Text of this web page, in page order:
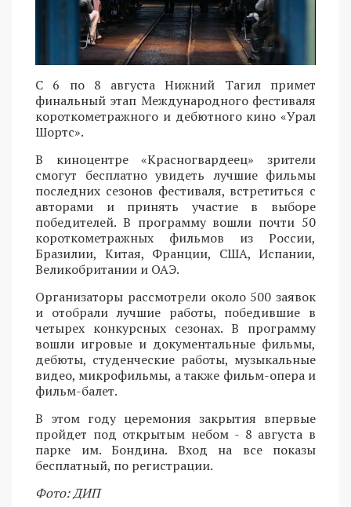
С 6 по 8 августа Нижний Тагил примет
финальный этап Международного фестиваля
короткометражного и дебютного кино «Урал
Шортс».
В киноцентре «Красногвардеец» зрители
смогут бесплатно увидеть лучшие фильмы
последних сезонов фестиваля, встретиться с
авторами и принять участие в выборе
победителей. В программу вошли почти 50
короткометражных фильмов из России,
Бразилии, Китая, Франции, США, Испании,
Великобритании и ОАЭ.
Организаторы рассмотрели около 500 заявок
и отобрали лучшие работы, победившие в
четырех конкурсных сезонах. В программу
вошли игровые и документальные фильмы,
дебюты, студенческие работы, музыкальные
видео, микрофильмы, а также фильм-опера и
фильм-балет.
В этом году церемония закрытия впервые
пройдет под открытым небом - 8 августа в
парке им. Бондина. Вход на все показы
бесплатный, по регистрации.
Фото: ДИП